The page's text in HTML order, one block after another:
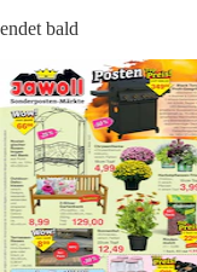
endet bald